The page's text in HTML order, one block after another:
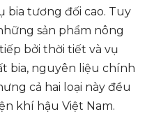
tương đối cao. Tuy
sản phẩm nông
bởi thời tiết và vụ
bia, nguyên liệu chính
cả hai loại này đều
khí hậu Việt Nam.